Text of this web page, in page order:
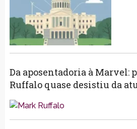
Da aposentadoria à Marvel:
Ruffalo quase desistiu da